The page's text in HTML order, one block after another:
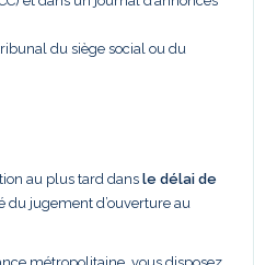
du siège social ou du
au plus tard dans le délai de
du jugement d’ouverture au